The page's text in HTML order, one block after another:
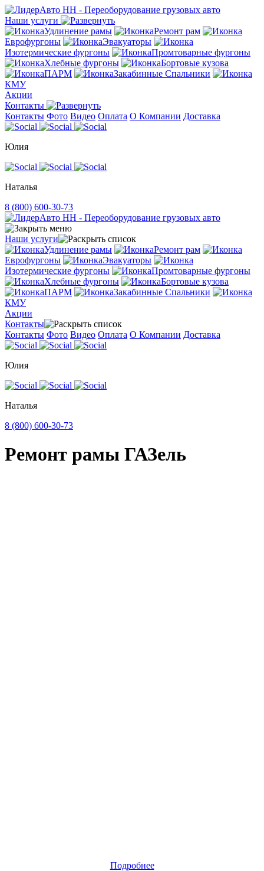
Наши услуги
Удлинение рамы
Ремонт рам
Еврофургоны
Эвакуаторы
Изотермические фургоны
Промтоварные фургоны
Хлебные фургоны
Бортовые кузова
ПАРМ
Закабинные Спальники
КМУ
Акции
Контакты
Контакты Фото Видео Оплата О Компании Доставка
Юлия
Наталья
8 (800) 600-30-73
Наши услуги
Удлинение рамы
Ремонт рам
Еврофургоны
Эвакуаторы
Изотермические фургоны
Промтоварные фургоны
Хлебные фургоны
Бортовые кузова
ПАРМ
Закабинные Спальники
КМУ
Акции
Контакты
Контакты Фото Видео Оплата О Компании Доставка
Юлия
Наталья
8 (800) 600-30-73
Ремонт рамы ГАЗель
Подробнее